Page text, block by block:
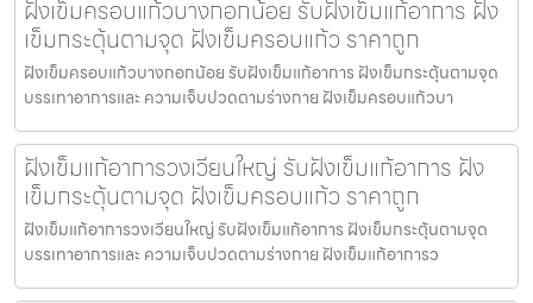
ฝังเข็มครอบแก้วบางกอกน้อย รับฝังเข็มแก้อาการ ฝัง
เข็มกระตุ้นตามจุด ฝังเข็มครอบแก้ว ราคาถูก
ฝังเข็มครอบแก้วบางกอกน้อย รับฝังเข็มแก้อาการ ฝังเข็มกระตุ้นตามจุด
บรรเทาอาการและ ความเจ็บปวดตามร่างกาย ฝังเข็มครอบแก้วบา
ฝังเข็มแก้อาการวงเวียนใหญ่ รับฝังเข็มแก้อาการ ฝัง
เข็มกระตุ้นตามจุด ฝังเข็มครอบแก้ว ราคาถูก
ฝังเข็มแก้อาการวงเวียนใหญ่ รับฝังเข็มแก้อาการ ฝังเข็มกระตุ้นตามจุด
บรรเทาอาการและ ความเจ็บปวดตามร่างกาย ฝังเข็มแก้อาการว